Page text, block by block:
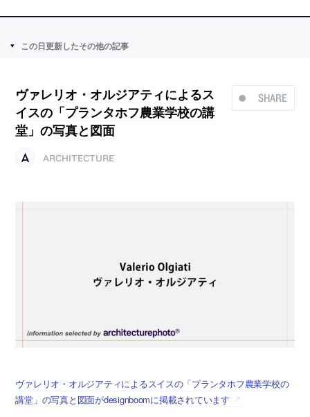
この日更新したその他の記事
SHARE
ヴァレリオ・オルジアティによるス
イスの「プランタホフ農業学校の講
堂」の写真と図面
ARCHITECTURE
ヴァレリオ・オルジアティによるスイスの「プランタホフ農業学校の
講堂」の写真と図面がdesignboomに掲載されています